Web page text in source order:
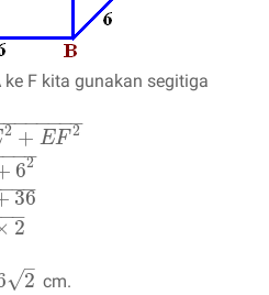
F kita gunakan segitiga
2 + EF 2
−
−−−−−−
62
−
−−
36
−
−
2
−
2
–
√ cm.